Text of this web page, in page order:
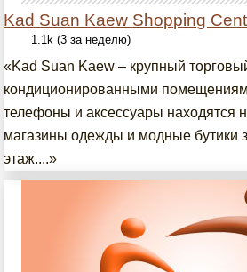
Kad Suan Kaew Shopping
1.1k (3 за неделю)
«Kad Suan Kaew – крупный
кондиционированными
телефоны и аксессуары находятся
магазины одежды и модные бутики
этаж....»